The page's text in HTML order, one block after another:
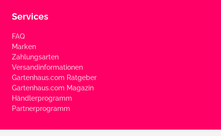
Services
FAQ
Marken
Zahlungsarten
Versandinformationen
Gartenhaus.com Ratgeber
Gartenhaus.com Magazin
Händlerprogramm
Partnerprogramm